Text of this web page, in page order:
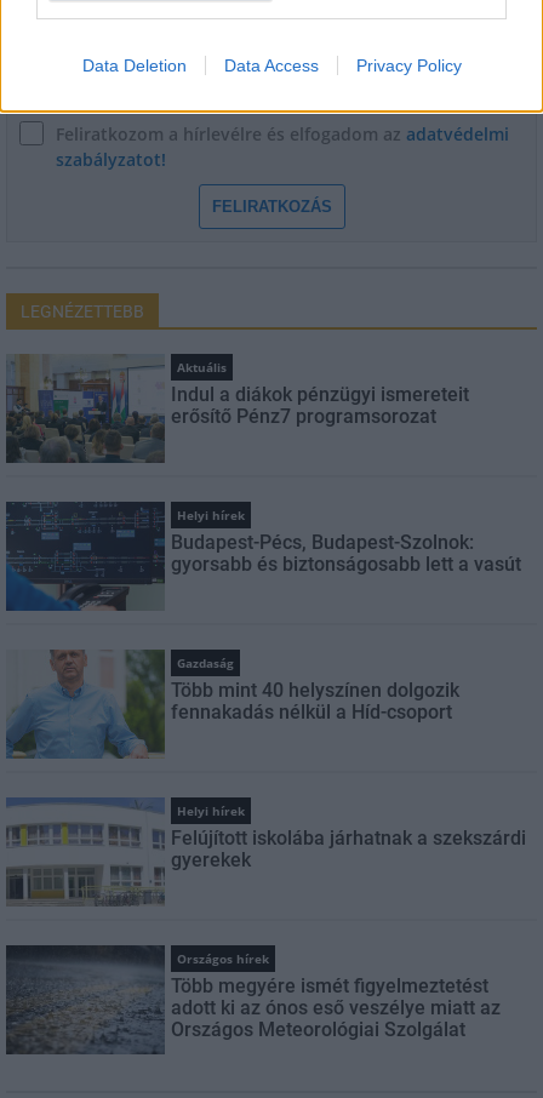
Data Deletion Data Access Privacy Policy
E-mail cím
Feliratkozom a hírlevélre és elfogadom az adatvédelmi
szabályzatot!
FELIRATKOZÁS
LEGNÉZETTEBB
Aktuális
Indul a diákok pénzügyi ismereteit
erősítő Pénz7 programsorozat
Helyi hírek
Budapest-Pécs, Budapest-Szolnok:
gyorsabb és biztonságosabb lett a vasút
Gazdaság
Több mint 40 helyszínen dolgozik
fennakadás nélkül a Híd-csoport
Helyi hírek
Felújított iskolába járhatnak a szekszárdi
gyerekek
Országos hírek
Több megyére ismét figyelmeztetést
adott ki az ónos eső veszélye miatt az
Országos Meteorológiai Szolgálat